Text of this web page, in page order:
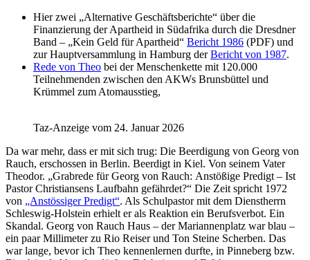
Hier zwei „Alternative Geschäftsberichte“ über die
Finanzierung der Apartheid in Südafrika durch die Dresdner
Band – „Kein Geld für Apartheid“ Bericht 1986 (PDF) und
zur Hauptversammlung in Hamburg derBericht von 1987.
Rede von Theo bei der Menschenkette mit 120.000
Teilnehmenden zwischen den AKWs Brunsbüttel und
Krümmel zum Atomausstieg,
Taz-Anzeige vom 24. Januar 2026
Da war mehr, dass er mit sich trug: Die Beerdigung von Georg von
Rauch, erschossen in Berlin. Beerdigt in Kiel. Von seinem Vater
Theodor. „Grabrede für Georg von Rauch: Anstößige Predigt – Ist
Pastor Christiansens Laufbahn gefährdet?“ Die Zeit spricht 1972
von „Anstössiger Predigt“. Als Schulpastor mit dem Dienstherrn
Schleswig-Holstein erhielt er als Reaktion ein Berufsverbot. Ein
Skandal. Georg von Rauch Haus – der Mariannenplatz war blau –
ein paar Millimeter zu Rio Reiser und Ton Steine Scherben. Das
war lange, bevor ich Theo kennenlernen durfte, in Pinneberg bzw.